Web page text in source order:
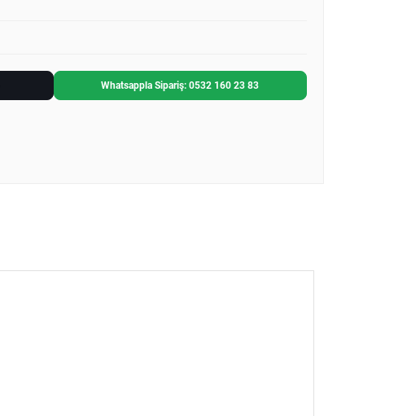
Whatsappla Sipariş: 0532 160 23 83